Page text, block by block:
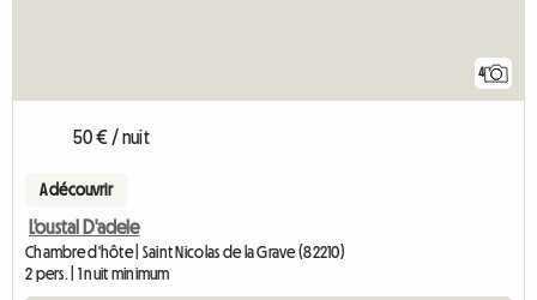
4
50 € / nuit
A découvrir
L'oustal D'adele
Chambre d'hôte | Saint Nicolas de la Grave (82210)
2 pers. | 1 nuit minimum